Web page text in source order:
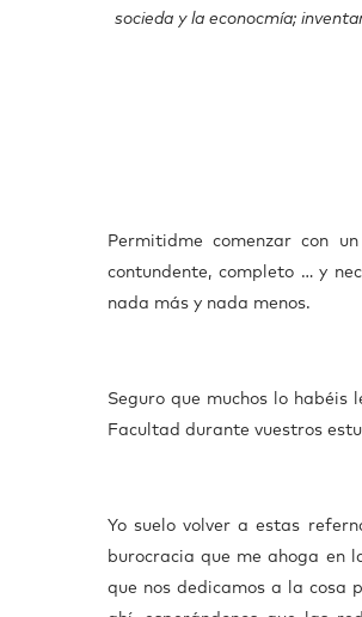
socieda y la econocmía;
Permitidme comenzar con
contundente, completo … y
nada más y nada menos.
Seguro que muchos lo
Facultad durante vuestros
Yo suelo volver a estas
burocracia que me ahoga en
que nos dedicamos a la cosa